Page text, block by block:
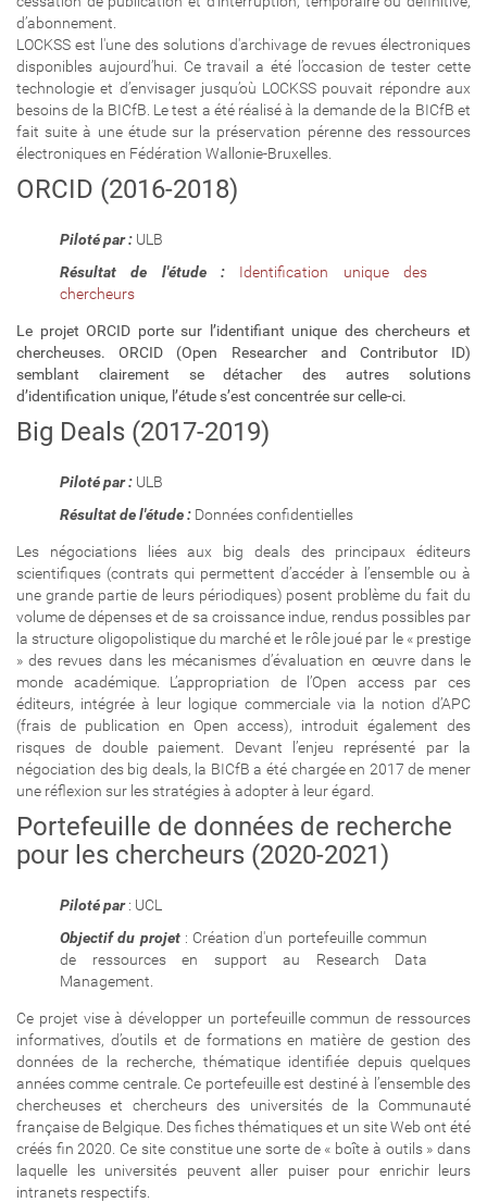
d’abonnement.
LOCKSS est l'une des solutions d'archivage de revues électroniques
disponibles aujourd’hui. Ce travail a été l’occasion de tester cette
technologie et d’envisager jusqu’où LOCKSS pouvait répondre aux
besoins de la BICfB. Le test a été réalisé à la demande de la BICfB et
fait suite à une étude sur la préservation pérenne des ressources
électroniques en Fédération Wallonie-Bruxelles.
ORCID (2016-2018)
Piloté par : ULB
Résultat de l'étude : Identification unique des
chercheurs
Le projet ORCID porte sur l’identifiant unique des chercheurs et
chercheuses. ORCID (Open Researcher and Contributor ID)
semblant clairement se détacher des autres
solutions
d’identification unique, l’étude s’est concentrée sur celle-ci.
Big Deals (2017-2019)
Piloté par : ULB
Résultat de l'étude : Données confidentielles
Les négociations liées aux big deals des principaux éditeurs
scientifiques (contrats qui permettent d’accéder à l’ensemble ou à
une grande partie de leurs périodiques) posent problème du fait du
volume de dépenses et de sa croissance indue, rendus possibles par
la structure oligopolistique du marché et le rôle joué par le « prestige
» des revues dans les mécanismes d’évaluation en œuvre dans le
monde académique. L’appropriation de l’Open access par ces
éditeurs, intégrée à leur logique commerciale via la notion d’APC
(frais de publication en Open access), introduit également des
risques de double paiement. Devant l’enjeu représenté par la
négociation des big deals, la BICfB a été chargée en 2017 de mener
une réflexion sur les stratégies à adopter à leur égard.
Portefeuille de données de recherche
pour les chercheurs (2020-2021)
Piloté par: UCL
Objectif du projet: Création d'un portefeuille commun
de ressources en support au Research Data
Management.
Ce projet vise à développer un portefeuille commun de ressources
informatives, d’outils et de formations en matière de gestion des
données de la recherche, thématique identifiée depuis quelques
années comme centrale. Ce portefeuille est destiné à l’ensemble des
chercheuses et chercheurs des universités de la Communauté
française de Belgique. Des fiches thématiques et un site Web ont été
créés fin 2020. Ce site constitue une sorte de « boîte à outils » dans
laquelle les universités peuvent aller puiser pour enrichir leurs
intranets respectifs.